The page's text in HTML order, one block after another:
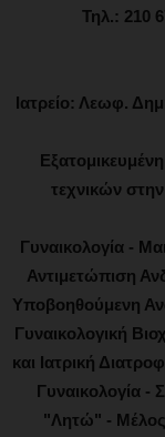
Τηλ.: 210
Ιατρείο: Λεωφ.
τεχνικών
Γυναικολογία -
Αντιμετώπιση
Υποβοηθούμενη
Γυναικολογική
και Ιατρική
Γυναικολογία -
"Λητώ" - Μέλος